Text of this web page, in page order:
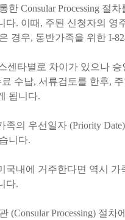
한 Consular Processing 절
다. 이때, 주된 신청자의 영
경우, 동반가족을 위한 I-
센타별로 차이가 있으나 승
수납, 서류검토를 한후,
됩니다.
족의 우선일자 (Priority
니다.
국내에 거주한다면 역시 가
다.
(Consular Processing) 절